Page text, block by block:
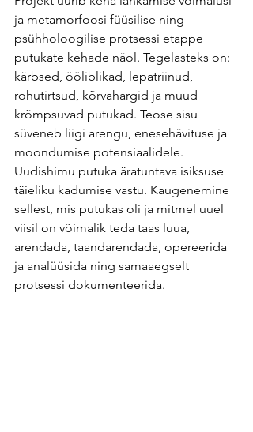
ja metamorfoosi füüsilise ning
psühholoogilise protsessi etappe
putukate kehade näol. Tegelasteks on:
kärbsed, ööliblikad, lepatriinud,
rohutirtsud, kõrvahargid ja muud
krõmpsuvad putukad. Teose sisu
süveneb liigi arengu, enesehävituse ja
moondumise potensiaalidele.
Uudishimu putuka äratuntava isiksuse
täieliku kadumise vastu. Kaugenemine
sellest, mis putukas oli ja mitmel uuel
viisil on võimalik teda taas luua,
arendada, taandarendada, opereerida
ja analüüsida ning samaaegselt
protsessi dokumenteerida.